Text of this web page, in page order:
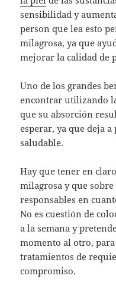
sensibilidad y
person que lea esto
milagrosa, ya que
mejorar la calidad de
Uno de los grandes
encontrar utilizando
que su absorción
esperar, ya que deja
saludable.
Hay que tener en
milagrosa y que
responsables en
No es cuestión de
a la semana y
momento al otro,
tratamientos de
compromiso.